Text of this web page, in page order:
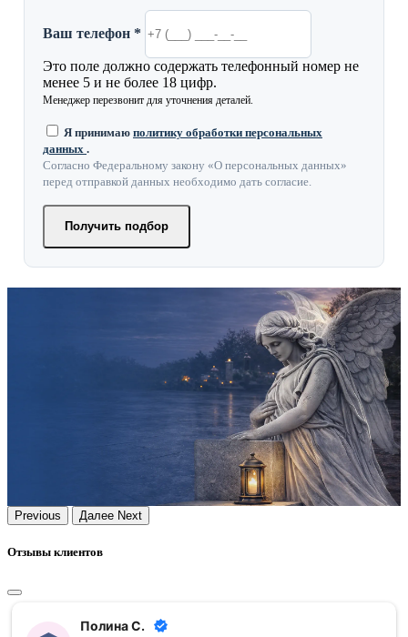
Ваш телефон *
Это поле должно содержать телефонный номер не
менее 5 и не более 18 цифр.
Менеджер перезвонит для уточнения деталей.
Я принимаю политику обработки персональных
данных .
Согласно Федеральному закону «О персональных данных»
перед отправкой данных необходимо дать согласие.
Получить подбор
Previous Далее Next
Отзывы клиентов
Полина С.